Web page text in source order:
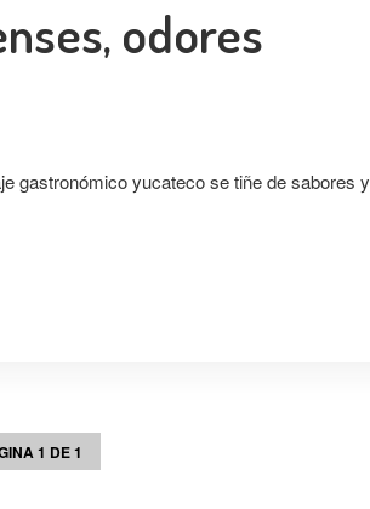
odores
gastronómico yucateco se tiñe de sabores y
1 DE 1